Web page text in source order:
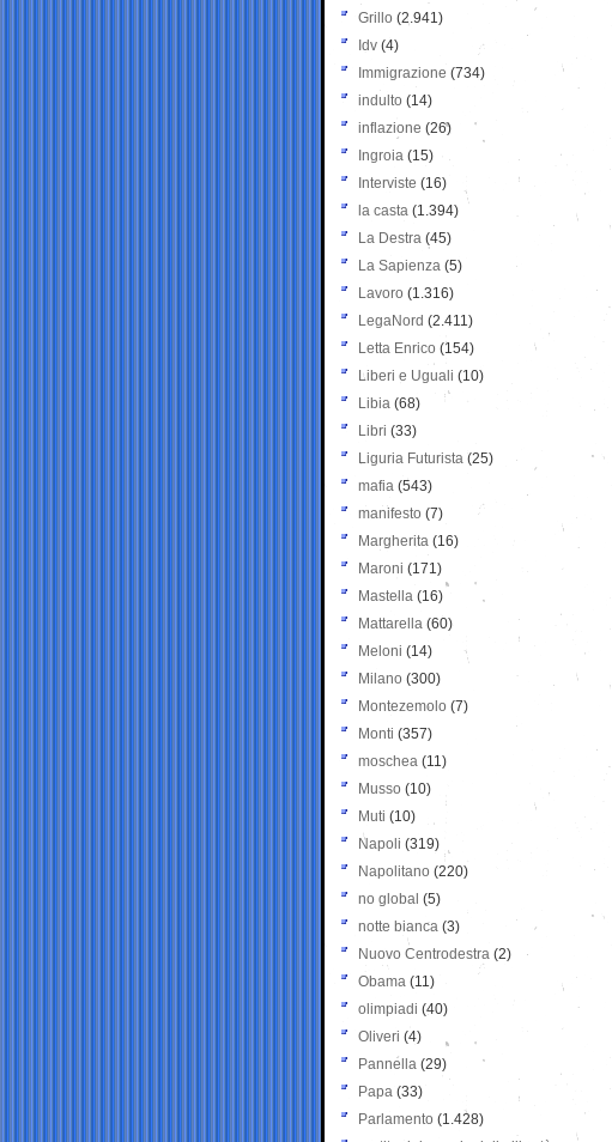
Grillo (2.941)
Idv (4)
Immigrazione (734)
indulto (14)
inflazione (26)
Ingroia (15)
Interviste (16)
la casta (1.394)
La Destra (45)
La Sapienza (5)
Lavoro (1.316)
LegaNord (2.411)
Letta Enrico (154)
Liberi e Uguali (10)
Libia (68)
Libri (33)
Liguria Futurista (25)
mafia (543)
manifesto (7)
Margherita (16)
Maroni (171)
Mastella (16)
Mattarella (60)
Meloni (14)
Milano (300)
Montezemolo (7)
Monti (357)
moschea (11)
Musso (10)
Muti (10)
Napoli (319)
Napolitano (220)
no global (5)
notte bianca (3)
Nuovo Centrodestra (2)
Obama (11)
olimpiadi (40)
Oliveri (4)
Pannella (29)
Papa (33)
Parlamento (1.428)